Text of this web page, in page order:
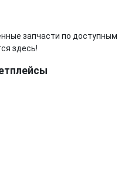
запчасти по доступным
здесь!